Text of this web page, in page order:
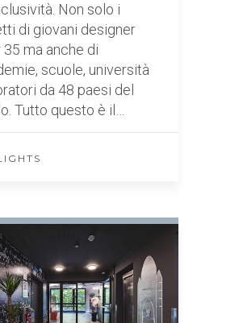
Non solo i
di giovani designer
35 ma anche di
scuole, università
da 48 paesi del
Tutto questo è il…